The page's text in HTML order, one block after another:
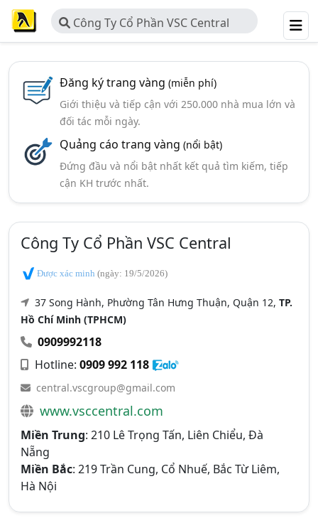
Công Ty Cổ Phần VSC Central
Đăng ký trang vàng (miễn phí)
Giới thiệu và tiếp cận với 250.000 nhà mua lớn và
đối tác mỗi ngày.
Quảng cáo trang vàng (nổi bật)
Đứng đầu và nổi bật nhất kết quả tìm kiếm, tiếp
cận KH trước nhất.
Công Ty Cổ Phần VSC Central
Được xác minh (ngày: 19/5/2026)
37 Song Hành, Phường Tân Hưng Thuận, Quận 12, TP.
Hồ Chí Minh (TPHCM)
0909992118
Hotline: 0909 992 118
central.vscgroup@gmail.com
www.vsccentral.com
Miền Trung: 210 Lê Trọng Tấn, Liên Chiểu, Đà
Nẵng
Miền Bắc: 219 Trần Cung, Cổ Nhuế, Bắc Từ Liêm,
Hà Nội